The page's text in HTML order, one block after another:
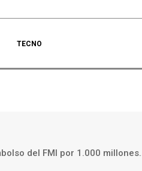
TECNO
del FMI por 1.000